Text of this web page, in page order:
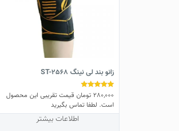
زانو بند لی نینگ ST-2568
نمره
5.00
از 5
280,000 تومان قیمت تقریبی این محصول
است. لطفا تماس بگیرید
اطلاعات بیشتر